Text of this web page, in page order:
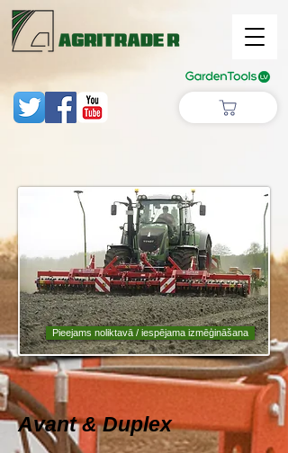
Pieejams noliktavā / iespējama izmēģināšana
Avant & Duplex